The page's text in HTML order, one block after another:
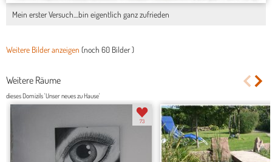
Mein erster Versuch....bin eigentlich ganz zufrieden
Weitere Bilder anzeigen (noch 60 Bilder)
Weitere Räume
dieses Domizils 'Unser neues zu Hause'
73